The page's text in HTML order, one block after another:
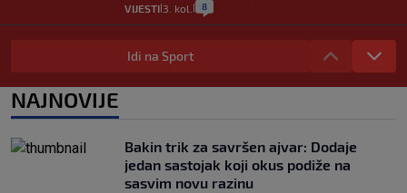
VIJESTI 3. kol. 8
Selidba je jedno od stresnijih iskustava.
Evo aktualnih cijena i nekoliko savjeta
0
automobilom na Hvar iz Zagreba, a
koliko iz Osijeka
VIJESTI 14
Idi na Sport
NAJNOVIJE
Bakin trik za savršen ajvar: Dodaje
jedan sastojak koji okus podiže na
sasvim novu razinu